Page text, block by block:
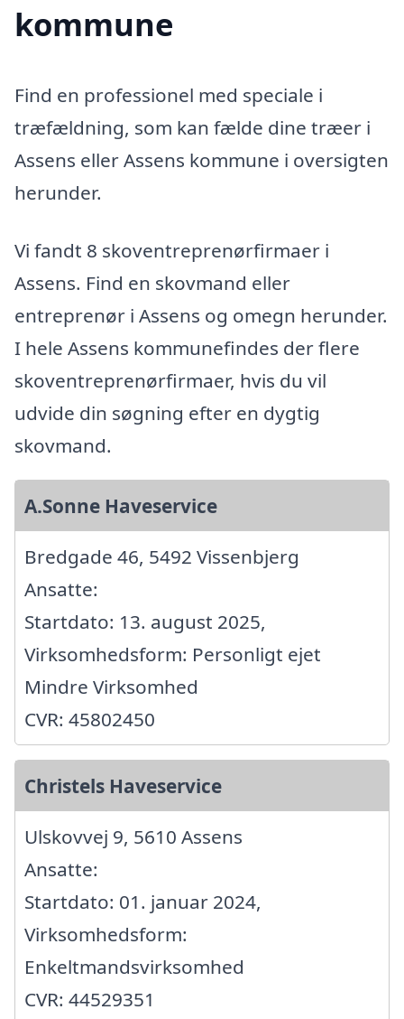
kommune
Find en professionel med speciale i
træfældning, som kan fælde dine træer i
Assens eller Assens kommune i oversigten
herunder.
Vi fandt 8 skoventreprenørfirmaer i
Assens. Find en skovmand eller
entreprenør i Assens og omegn herunder.
I hele Assens kommunefindes der flere
skoventreprenørfirmaer, hvis du vil
udvide din søgning efter en dygtig
skovmand.
A.Sonne Haveservice
Bredgade 46, 5492 Vissenbjerg
Ansatte:
Startdato: 13. august 2025,
Virksomhedsform: Personligt ejet
Mindre Virksomhed
CVR: 45802450
Christels Haveservice
Ulskovvej 9, 5610 Assens
Ansatte:
Startdato: 01. januar 2024,
Virksomhedsform:
Enkeltmandsvirksomhed
CVR: 44529351